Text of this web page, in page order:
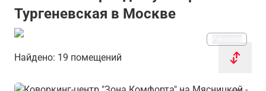
Тургеневская в Москве
Найдено: 19 помещений